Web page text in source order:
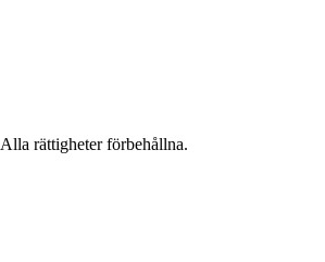
Alla rättigheter förbehållna.